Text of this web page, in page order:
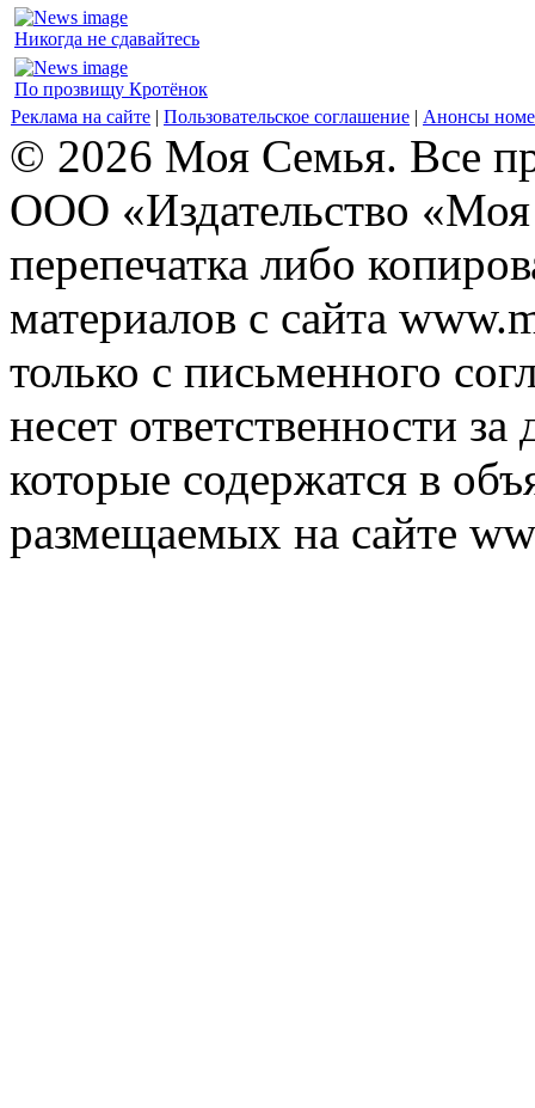
Никогда не сдавайтесь
По прозвищу Кротёнок
Реклама на сайте | Пользовательское соглашение | Анонсы
© 2026 Моя Семья. Все
ООО «Издательство
перепечатка либо
материалов с сайта
только с письменного
несет ответственности
которые содержатся в
размещаемых на сайте